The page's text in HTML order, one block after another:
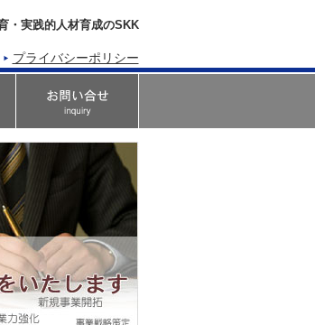
・実践的人材育成のSKK
プライバシーポリシー